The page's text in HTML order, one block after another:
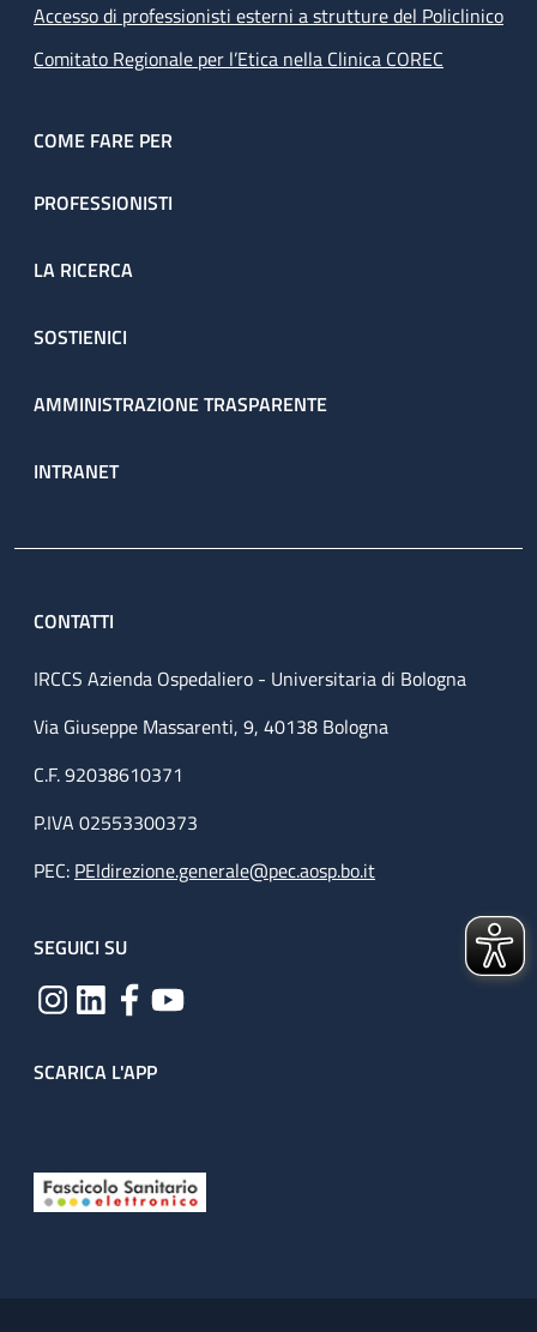
Accesso di professionisti esterni a strutture del Policlinico
Comitato Regionale per l’Etica nella Clinica COREC
COME FARE PER
PROFESSIONISTI
LA RICERCA
SOSTIENICI
AMMINISTRAZIONE TRASPARENTE
INTRANET
CONTATTI
IRCCS Azienda Ospedaliero - Universitaria di Bologna
Via Giuseppe Massarenti, 9, 40138 Bologna
C.F. 92038610371
P.IVA 02553300373
PEC: PEIdirezione.generale@pec.aosp.bo.it
SEGUICI SU
SCARICA L'APP